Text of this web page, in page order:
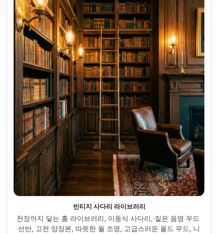
빈티지 사다리 라이브러리
천장까지 닿는 홈 라이브러리, 이동식 사다리, 짙은 음영 우드
선반, 고전 양장본, 따뜻한 월 조명, 고급스러운 올드 무드, 니